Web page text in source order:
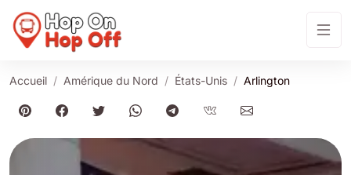
Accueil Amérique du Nord États-Unis Arlington